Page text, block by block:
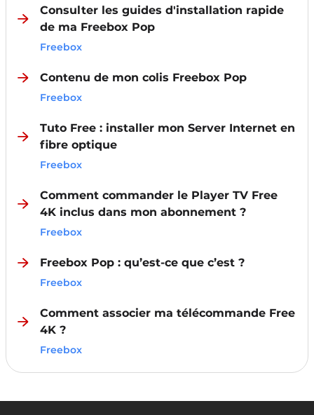
Consulter les guides d'installation rapide
de ma Freebox Pop
Freebox
Contenu de mon colis Freebox Pop
Freebox
Tuto Free : installer mon Server Internet en
fibre optique
Freebox
Comment commander le Player TV Free
4K inclus dans mon abonnement ?
Freebox
Freebox Pop : qu’est-ce que c’est ?
Freebox
Comment associer ma télécommande Free
4K ?
Freebox